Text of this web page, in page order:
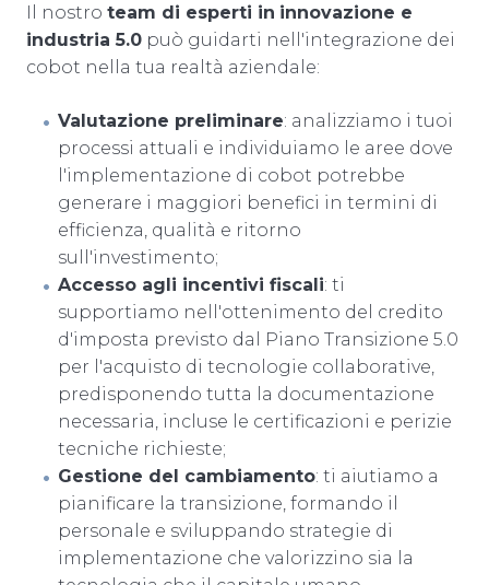
Il nostro team di esperti in innovazione e
industria 5.0 può guidarti nell'integrazione dei
cobot nella tua realtà aziendale:
Valutazione preliminare: analizziamo i tuoi
processi attuali e individuiamo le aree dove
l'implementazione di cobot potrebbe
generare i maggiori benefici in termini di
efficienza, qualità e ritorno
sull'investimento;
Accesso agli incentivi fiscali: ti
supportiamo nell'ottenimento del credito
d'imposta previsto dal Piano Transizione 5.0
per l'acquisto di tecnologie collaborative,
predisponendo tutta la documentazione
necessaria, incluse le certificazioni e perizie
tecniche richieste;
Gestione del cambiamento: ti aiutiamo a
pianificare la transizione, formando il
personale e sviluppando strategie di
implementazione che valorizzino sia la